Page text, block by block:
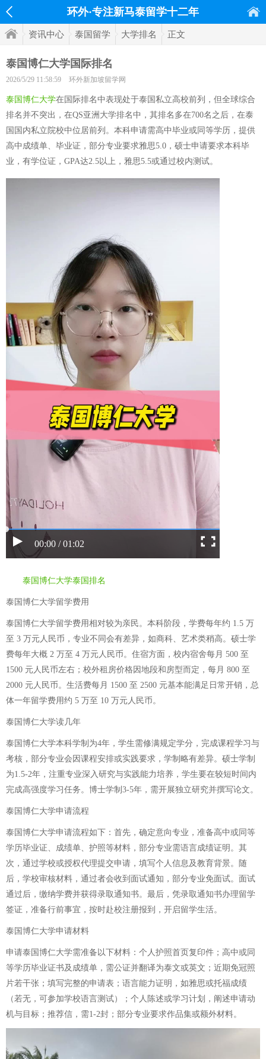
环外·专注新马泰留学十二年
资讯中心 泰国留学 大学排名 正文
泰国博仁大学国际排名
2026/5/29 11:58:59 环外新加坡留学网
泰国博仁大学在国际排名中表现处于泰国私立高校前列，但全球综合
排名并不突出，在QS亚洲大学排名中，其排名多在700名之后，在泰
国国内私立院校中位居前列。本科申请需高中毕业或同等学历，提供
高中成绩单、毕业证，部分专业要求雅思5.0，硕士申请要求本科毕
业，有学位证，GPA达2.5以上，雅思5.5或通过校内测试。
00:00 / 01:02
泰国博仁大学泰国排名
泰国博仁大学留学费用
泰国博仁大学留学费用相对较为亲民。本科阶段，学费每年约 1.5 万
至 3 万元人民币，专业不同会有差异，如商科、艺术类稍高。硕士学
费每年大概 2 万至 4 万元人民币。住宿方面，校内宿舍每月 500 至
1500 元人民币左右；校外租房价格因地段和房型而定，每月 800 至
2000 元人民币。生活费每月 1500 至 2500 元基本能满足日常开销，总
体一年留学费用约 5 万至 10 万元人民币。
泰国博仁大学读几年
泰国博仁大学本科学制为4年，学生需修满规定学分，完成课程学习与
考核，部分专业会因课程安排或实践要求，学制略有差异。硕士学制
为1.5-2年，注重专业深入研究与实践能力培养，学生要在较短时间内
完成高强度学习任务。博士学制3-5年，需开展独立研究并撰写论文。
泰国博仁大学申请流程
泰国博仁大学申请流程如下：首先，确定意向专业，准备高中或同等
学历毕业证、成绩单、护照等材料，部分专业需语言成绩证明。其
次，通过学校或授权代理提交申请，填写个人信息及教育背景。随
后，学校审核材料，通过者会收到面试通知，部分专业免面试。面试
通过后，缴纳学费并获得录取通知书。最后，凭录取通知书办理留学
签证，准备行前事宜，按时赴校注册报到，开启留学生活。
泰国博仁大学申请材料
申请泰国博仁大学需准备以下材料：个人护照首页复印件；高中或同
等学历毕业证书及成绩单，需公证并翻译为泰文或英文；近期免冠照
片若干张；填写完整的申请表；语言能力证明，如雅思或托福成绩
（若无，可参加学校语言测试）；个人陈述或学习计划，阐述申请动
机与目标；推荐信，需1-2封；部分专业要求作品集或额外材料。